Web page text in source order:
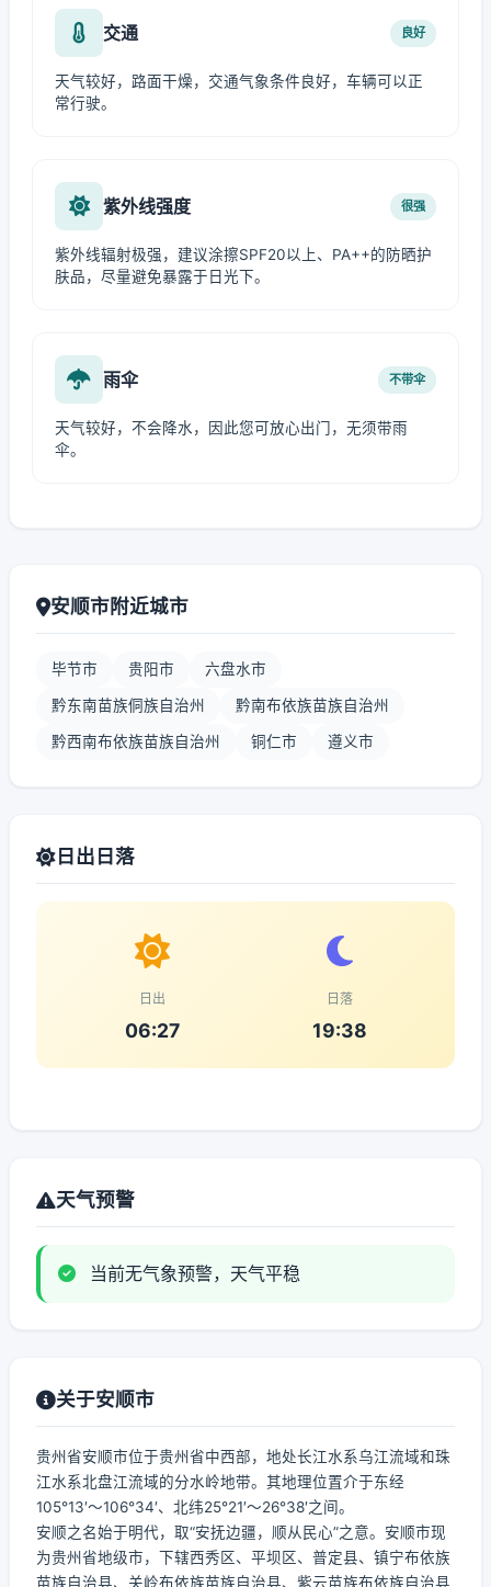
交通 良好
天气较好，路面干燥，交通气象条件良好，车辆可以正
常行驶。
紫外线强度 很强
紫外线辐射极强，建议涂擦SPF20以上、PA++的防晒护
肤品，尽量避免暴露于日光下。
雨伞 不带伞
天气较好，不会降水，因此您可放心出门，无须带雨
伞。
安顺市附近城市
毕节市 贵阳市 六盘水市
黔东南苗族侗族自治州 黔南布依族苗族自治州
黔西南布依族苗族自治州 铜仁市 遵义市
日出日落
日出
06:27
日落
19:38
天气预警
当前无气象预警，天气平稳
关于安顺市
贵州省安顺市位于贵州省中西部，地处长江水系乌江流域和珠
江水系北盘江流域的分水岭地带。其地理位置介于东经
105°13′～106°34′、北纬25°21′～26°38′之间。
安顺之名始于明代，取“安抚边疆，顺从民心”之意。安顺市现
为贵州省地级市，下辖西秀区、平坝区、普定县、镇宁布依族
苗族自治县、关岭布依族苗族自治县、紫云苗族布依族自治县